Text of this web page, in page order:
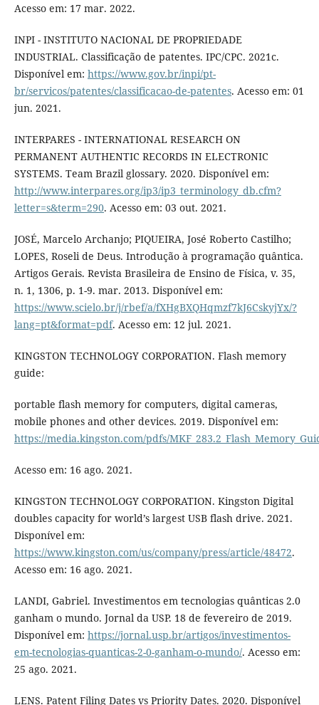
Acesso em: 17 mar. 2022.
INPI - INSTITUTO NACIONAL DE PROPRIEDADE
INDUSTRIAL. Classificação de patentes. IPC/CPC. 2021c.
Disponível em: https://www.gov.br/inpi/pt-
br/servicos/patentes/classificacao-de-patentes. Acesso em: 01
jun. 2021.
INTERPARES - INTERNATIONAL RESEARCH ON
PERMANENT AUTHENTIC RECORDS IN ELECTRONIC
SYSTEMS. Team Brazil glossary. 2020. Disponível em:
http://www.interpares.org/ip3/ip3_terminology_db.cfm?
letter=s&term=290. Acesso em: 03 out. 2021.
JOSÉ, Marcelo Archanjo; PIQUEIRA, José Roberto Castilho;
LOPES, Roseli de Deus. Introdução à programação quântica.
Artigos Gerais. Revista Brasileira de Ensino de Física, v. 35,
n. 1, 1306, p. 1-9. mar. 2013. Disponível em:
https://www.scielo.br/j/rbef/a/fXHgBXQHqmzf7kJ6CskyjYx/?
lang=pt&format=pdf. Acesso em: 12 jul. 2021.
KINGSTON TECHNOLOGY CORPORATION. Flash memory
guide:
portable flash memory for computers, digital cameras,
mobile phones and other devices. 2019. Disponível em:
https://media.kingston.com/pdfs/
Acesso em: 16 ago. 2021.
KINGSTON TECHNOLOGY CORPORATION. Kingston Digital
doubles capacity for world’s largest USB flash drive. 2021.
Disponível em:
https://www.kingston.com/us/company/press/article/48472.
Acesso em: 16 ago. 2021.
LANDI, Gabriel. Investimentos em tecnologias quânticas 2.0
ganham o mundo. Jornal da USP. 18 de fevereiro de 2019.
Disponível em: https://jornal.usp.br/artigos/investimentos-
em-tecnologias-quanticas-2-0-ganham-o-mundo/. Acesso em:
25 ago. 2021.
LENS. Patent Filing Dates vs Priority Dates. 2020. Disponível